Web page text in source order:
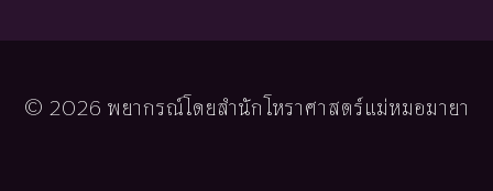
© 2026 พยากรณ์โดยสำนักโหราศาสตร์แม่หมอมายา